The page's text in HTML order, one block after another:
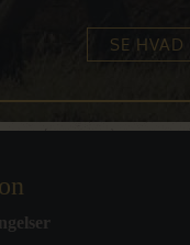
SE HVAD